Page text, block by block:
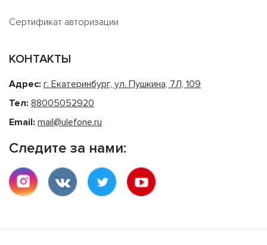
Сертификат авторизации
КОНТАКТЫ
Адрес: г. Екатеринбург, ул. Пушкина, 7Л, 109
Тел: 88005052920
Email: mail@ulefone.ru
Следите за нами: